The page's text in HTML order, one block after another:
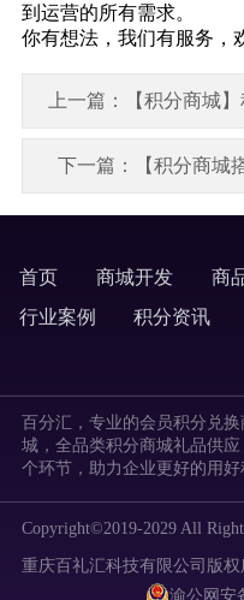
到运营的所有需求。
你有想法，我们有服务，
上一篇：【积分商城
下一篇：【积分商城
首页 商城开发 商
行业案例
积分资讯
百分汇，专业的会员积分兑
城，全品类积分商城礼品供
个环节，助力企业更好的用
Copyright©2019-2029 All
重庆百礼汇科技有限公司版权
渝公网安